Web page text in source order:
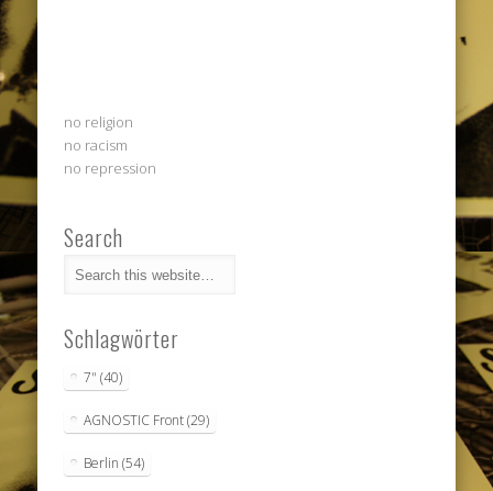
no religion
no racism
no repression
Search
Schlagwörter
7" (40)
AGNOSTIC Front(29)
Berlin (54)